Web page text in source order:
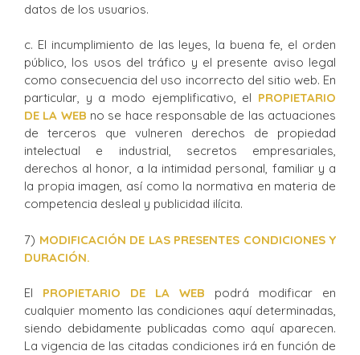
datos de los usuarios.
c. El incumplimiento de las leyes, la buena fe, el orden
público, los usos del tráfico y el presente aviso legal
como consecuencia del uso incorrecto del sitio web. En
particular, y a modo ejemplificativo, el PROPIETARIO
DE LA WEB no se hace responsable de las actuaciones
de terceros que vulneren derechos de propiedad
intelectual e industrial, secretos empresariales,
derechos al honor, a la intimidad personal, familiar y a
la propia imagen, así como la normativa en materia de
competencia desleal y publicidad ilícita.
7) MODIFICACIÓN DE LAS PRESENTES CONDICIONES Y
DURACIÓN.
El PROPIETARIO DE LA WEB podrá modificar en
cualquier momento las condiciones aquí determinadas,
siendo debidamente publicadas como aquí aparecen.
La vigencia de las citadas condiciones irá en función de